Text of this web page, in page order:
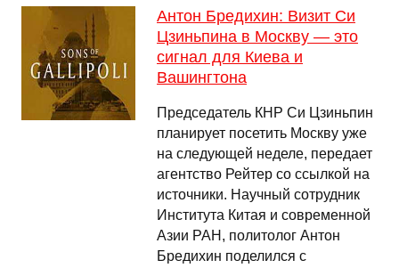
Антон Бредихин: Визит Си
Цзиньпина в Москву — это
сигнал для Киева и
Вашингтона
Председатель КНР Си Цзиньпин
планирует посетить Москву уже
на следующей неделе, передает
агентство Рейтер со ссылкой на
источники. Научный сотрудник
Института Китая и современной
Азии РАН, политолог Антон
Бредихин поделился с